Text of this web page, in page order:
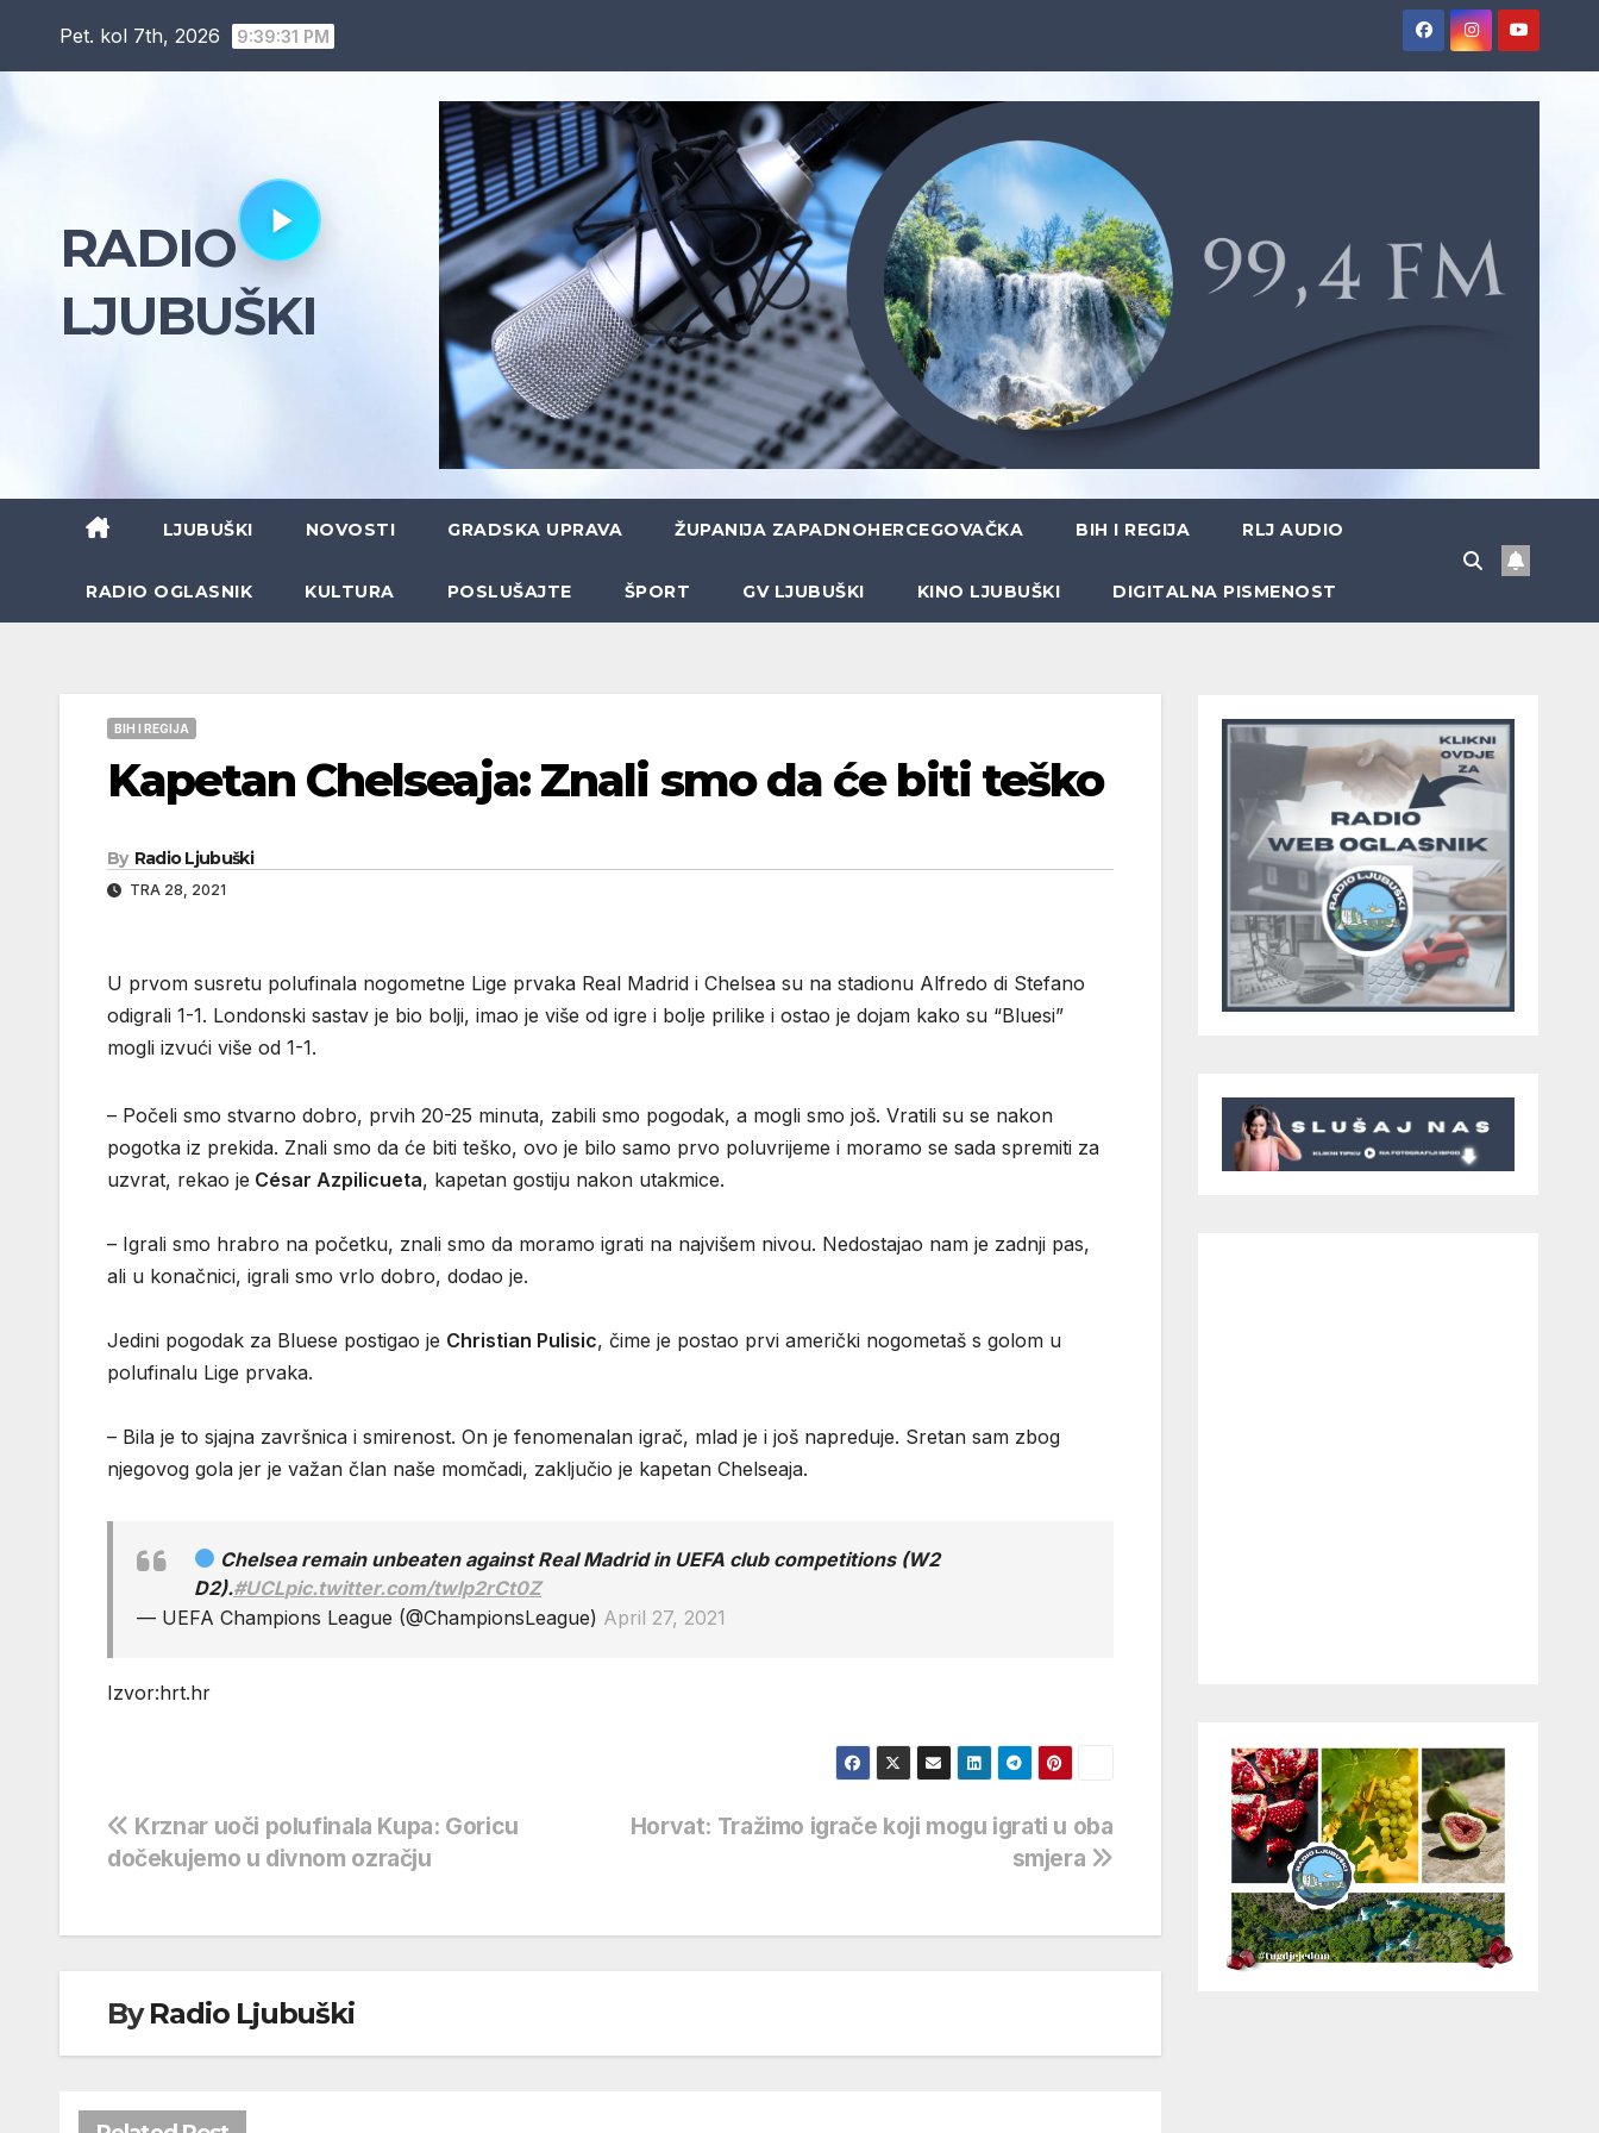
Pet. kol 7th, 2026 9:39:32 PM
RADIO
LJUBUŠKI
LJUBUŠKI NOVOSTI GRADSKA UPRAVA ŽUPANIJA ZAPADNOHERCEGOVAČKA BIH I REGIJA RLJ AUDIO
RADIO OGLASNIK KULTURA POSLUŠAJTE ŠPORT GV LJUBUŠKI KINO LJUBUŠKI DIGITALNA PISMENOST
BIH I REGIJA
Kapetan Chelseaja: Znali smo da će biti teško
By Radio Ljubuški
TRA 28, 2021
U prvom susretu polufinala nogometne Lige prvaka Real Madrid i Chelsea su na stadionu Alfredo di Stefano
odigrali 1-1. Londonski sastav je bio bolji, imao je više od igre i bolje prilike i ostao je dojam kako su “Bluesi”
mogli izvući više od 1-1.
– Počeli smo stvarno dobro, prvih 20-25 minuta, zabili smo pogodak, a mogli smo još. Vratili su se nakon
pogotka iz prekida. Znali smo da će biti teško, ovo je bilo samo prvo poluvrijeme i moramo se sada spremiti za
uzvrat, rekao je César Azpilicueta, kapetan gostiju nakon utakmice.
– Igrali smo hrabro na početku, znali smo da moramo igrati na najvišem nivou. Nedostajao nam je zadnji pas,
ali u konačnici, igrali smo vrlo dobro, dodao je.
Jedini pogodak za Bluese postigao je Christian Pulisic, čime je postao prvi američki nogometaš s golom u
polufinalu Lige prvaka.
– Bila je to sjajna završnica i smirenost. On je fenomenalan igrač, mlad je i još napreduje. Sretan sam zbog
njegovog gola jer je važan član naše momčadi, zaključio je kapetan Chelseaja.
Chelsea remain unbeaten against Real Madrid in UEFA club competitions (W2
D2).#UCLpic.twitter.com/twlp2rCt0Z
— UEFA Champions League (@ChampionsLeague) April 27, 2021
Izvor:hrt.hr
Navigacija
objava
Horvat: Tražimo igrače koji mogu igrati u oba
smjera
Krznar uoči polufinala Kupa: Goricu
dočekujemo u divnom ozračju
ByRadio Ljubuški